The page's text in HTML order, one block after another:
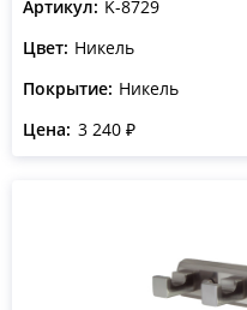
Артикул: K-8729
Цвет: Никель
Покрытие: Никель
Цена: 3 240 ₽